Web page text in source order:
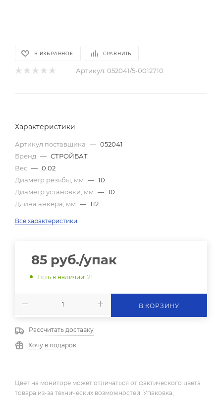
В ИЗБРАННОЕ СРАВНИТЬ
Артикул: 052041/5-0012710
Характеристики
Артикул поставщика — 052041
Бренд — СТРОЙБАТ
Вес — 0.02
Диаметр резьбы, мм — 10
Диаметр установки, мм — 10
Длина анкера, мм — 112
Все характеристики
85 руб./упак
Есть в наличии: 21
В КОРЗИНУ
Рассчитать доставку
Хочу в подарок
Цвет на мониторе может отличаться от фактического цвета
товара из-за технических возможностей. Упаковка,